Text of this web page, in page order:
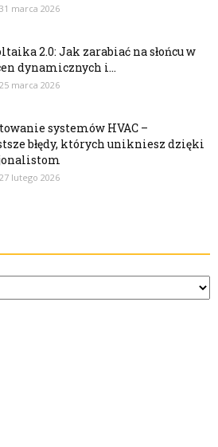
31 marca 2026
2.0: Jak zarabiać na słońcu w
dynamicznych i...
25 marca 2026
systemów HVAC –
błędy, których unikniesz dzięki
27 lutego 2026